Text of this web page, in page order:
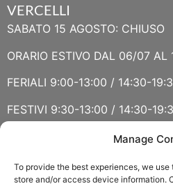
Manage
To provide the best experiences, we
store and/or access device information.
VERCELLI
SABATO 15 AGOSTO: CHIUSO
ORARIO ESTIVO DAL 06/07 AL
FERIALI 9:00-13:00 / 14:30-
FESTIVI 9:30-13:00 / 14:30-
SABATO 15 AGOSTO E